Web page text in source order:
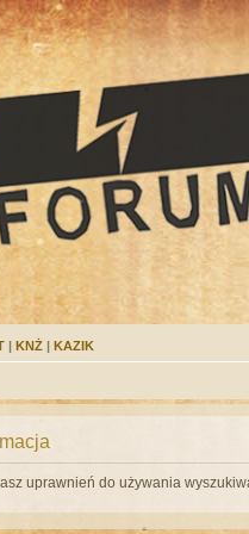
| KNŻ | KAZIK
uprawnień do używania